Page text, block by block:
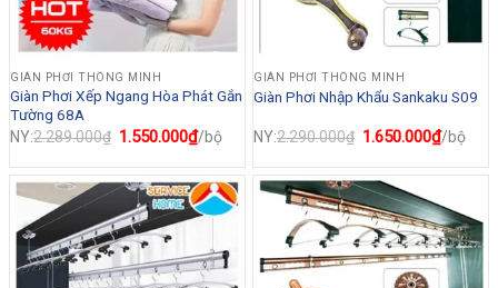
GIÀN PHƠI THÔNG MINH
Giàn Phơi Xếp Ngang Hòa Phát Gắn
Tường 68A
NY:2.289.000₫ Giá
là:
2.289.000₫.
1.550.000₫Giá
hiện
tại
là:
1.550.000₫.
/bộ
GIÀN PHƠI THÔNG MINH
Giàn Phơi Nhập Khẩu Sankaku S09
NY:2.290.000₫ Giá
là:
2.290.000₫.
1.650.000₫Giá
hiện
tại
/bộ